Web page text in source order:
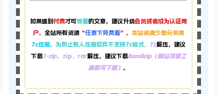
如果遇到 付费才可观看的文章，建议升级会员或者成为认证用
户。 全站所有资源 “任意下免费看”。 本站资源少部分采用
7z压缩， 为防止有人压缩软件不支持7z格式，7z解压，建议
下载7-zip，zip、rar解压，建议下载Bandizip（网站顶部工
具即可下载） 。